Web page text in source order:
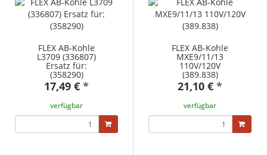
FLEX AB-Kohle
L3709 (336807)
Ersatz für:
(358290)
17,49 € *
verfügbar
FLEX AB-Kohle
MXE9/11/13
110V/120V
(389.838)
21,10 € *
verfügbar